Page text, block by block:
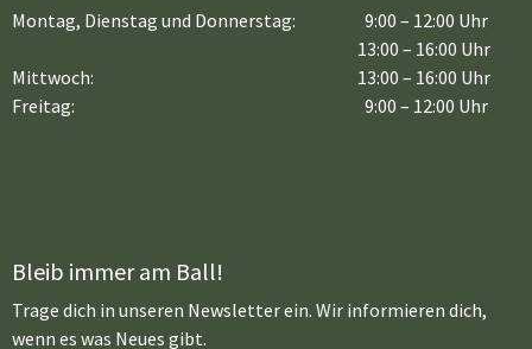
Montag, Dienstag und Donnerstag:
9:00 – 12:00 Uhr
13:00 – 16:00 Uhr
Mittwoch:
Freitag:
13:00 – 16:00 Uhr
9:00 – 12:00 Uhr
Bleib immer am Ball!
Trage dich in unseren Newsletter ein. Wir informieren dich,
wenn es was Neues gibt.